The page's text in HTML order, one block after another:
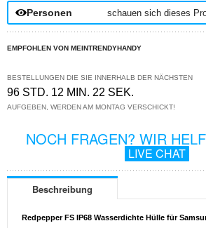
Personen schauen sich dieses
EMPFOHLEN VON MEINTRENDYHANDY
BESTELLUNGEN DIE SIE INNERHALB DER NÄCHSTEN
96 STD. 12 MIN. 22 SEK.
AUFGEBEN, WERDEN AM MONTAG VERSCHICKT!
NOCH FRAGEN? WIR
LIVE CHAT
Beschreibung
Redpepper FS IP68 Wasserdichte Hülle für